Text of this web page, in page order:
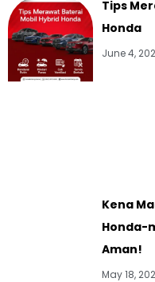
Tips
Honda
June 4,
Kena
Honda-
Aman!
May 18,